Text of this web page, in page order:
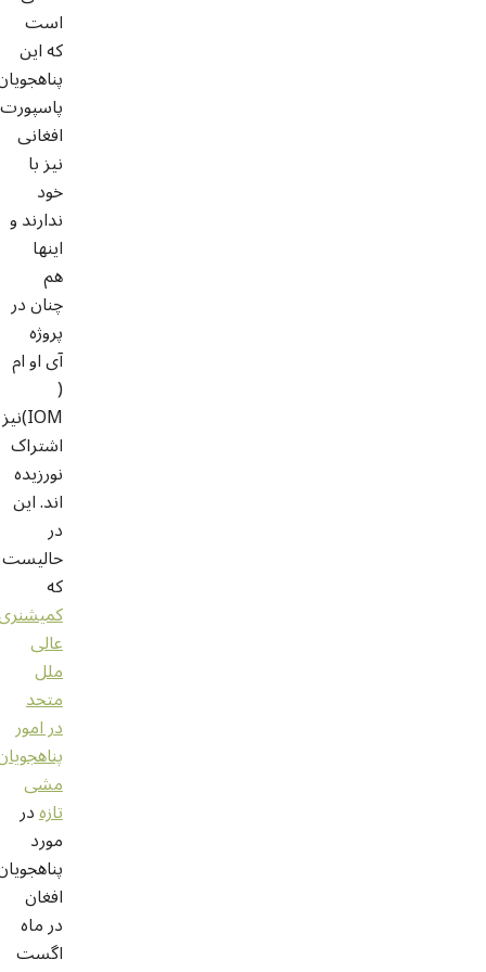
است
که این
پاسپورت
افغانی
نیز با
خود
ندارند و
اینها
هم
چنان در
پروژه
آی او ام
(
IOM)نیز
اشتراک
نورزیده
اند. این
در
حالیست
که
عالی
ملل
متحد
در امور
مشی
تازهدر
مورد
افغان
در ماه
اگست